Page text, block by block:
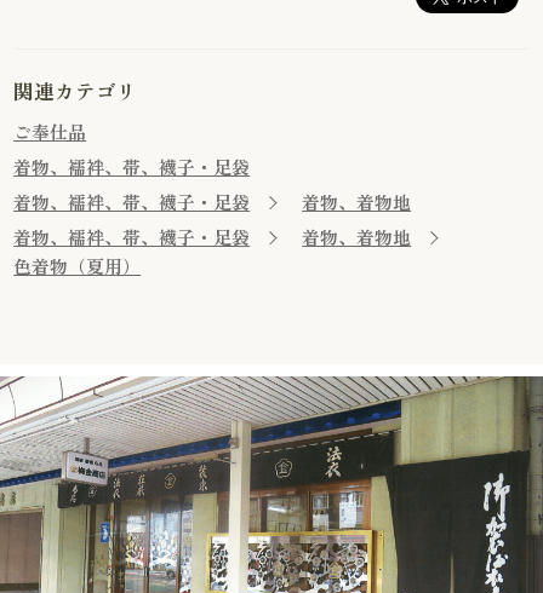
関連カテゴリ
ご奉仕品
着物、襦袢、帯、襪子・足袋
着物、襦袢、帯、襪子・足袋
着物、着物地
着物、襦袢、帯、襪子・足袋
着物、着物地
色着物（夏用）